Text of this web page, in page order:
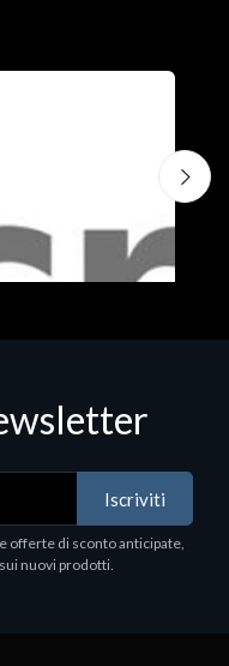
Iscriviti
offerte di sconto anticipate,
nuovi prodotti.